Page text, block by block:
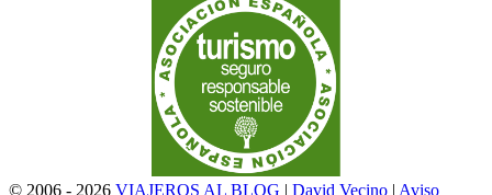
© 2006 - 2026 VIAJEROS AL BLOG | David Vecino | Aviso